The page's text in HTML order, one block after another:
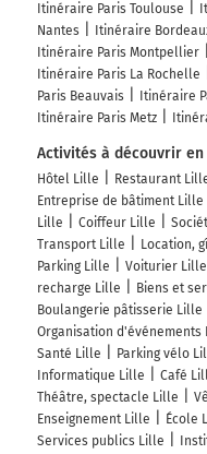
Itinéraire Paris Toulouse
Nantes
Itinéraire
Itinéraire Paris Montpellier
Itinéraire Paris La Rochelle
Paris Beauvais
Itinéraire
Itinéraire Paris Metz
Activités à découvrir en
Hôtel Lille Restaurant
Entreprise de bâtiment Lille
Lille
Coiffeur Lille
Transport Lille
Location,
Parking Lille
Voiturier Lille
recharge Lille
Biens et
Boulangerie pâtisserie Lille
Organisation d'événements
Santé Lille
Parking vélo
Informatique Lille
Café
Théâtre, spectacle Lille
Enseignement Lille
École
Services publics Lille